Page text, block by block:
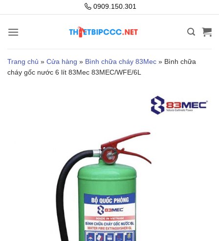
nội
0909.150.301
Trang chủ » Cửa hàng » Bình chữa cháy 83Mec » Bình chữa
cháy gốc nước 6 lít 83Mec 83MEC/WFE/6L